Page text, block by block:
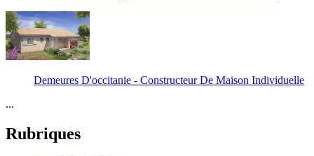
Demeures D'occitanie - Constructeur De Maison Individuelle
...
Rubriques